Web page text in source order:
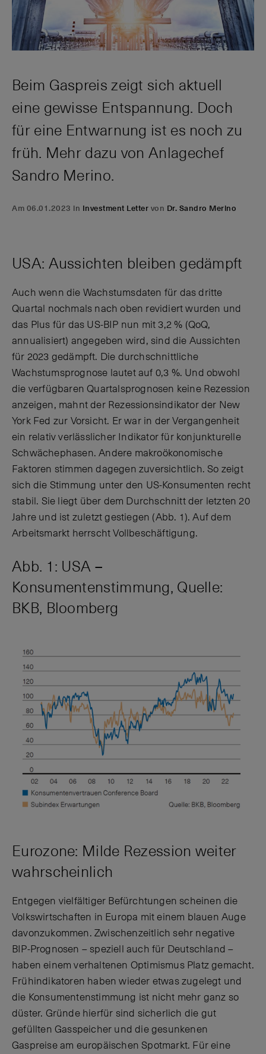
Beim Gaspreis zeigt sich aktuell
eine gewisse Entspannung. Doch
für eine Entwarnung ist es noch zu
früh. Mehr dazu von Anlagechef
Sandro Merino.
Am 06.01.2023 in Investment Letter von Dr. Sandro Merino
USA: Aussichten bleiben gedämpft
Auch wenn die Wachstumsdaten für das dritte
Quartal nochmals nach oben revidiert wurden und
das Plus für das US-BIP nun mit 3,2 % (QoQ,
annualisiert) angegeben wird, sind die Aussichten
für 2023 gedämpft. Die durchschnittliche
Wachstumsprognose lautet auf 0,3 %. Und obwohl
die verfügbaren Quartalsprognosen keine Rezession
anzeigen, mahnt der Rezessionsindikator der New
York Fed zur Vorsicht. Er war in der Vergangenheit
ein relativ verlässlicher Indikator für konjunkturelle
Schwächephasen. Andere makroökonomische
Faktoren stimmen dagegen zuversichtlich. So zeigt
sich die Stimmung unter den US-Konsumenten recht
stabil. Sie liegt über dem Durchschnitt der letzten 20
Jahre und ist zuletzt gestiegen (Abb. 1). Auf dem
Arbeitsmarkt herrscht Vollbeschäftigung.
Abb. 1: USA –
Konsumentenstimmung, Quelle:
BKB, Bloomberg
Eurozone: Milde Rezession weiter
wahrscheinlich
Entgegen vielfältiger Befürchtungen scheinen die
Volkswirtschaften in Europa mit einem blauen Auge
davonzukommen. Zwischenzeitlich sehr negative
BIP-Prognosen – speziell auch für Deutschland –
haben einem verhaltenen Optimismus Platz gemacht.
Frühindikatoren haben wieder etwas zugelegt und
die Konsumentenstimmung ist nicht mehr ganz so
düster. Gründe hierfür sind sicherlich die gut
gefüllten Gasspeicher und die gesunkenen
Gaspreise am europäischen Spotmarkt. Für eine